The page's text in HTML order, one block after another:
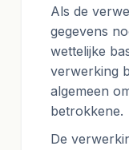
Als de
gegevens
wettelijke
verwerking
algemeen
betrokkene.
De